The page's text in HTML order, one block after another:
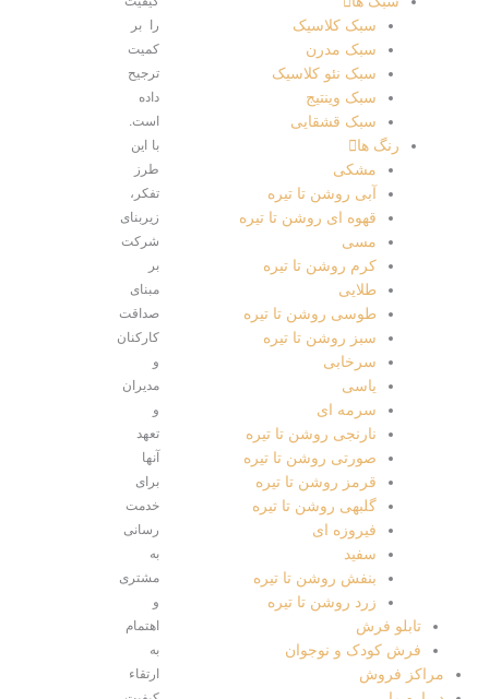
را بر
کمیت
ترجیح
داده
است.
با این
طرز
تفکر،
زیربنای
شرکت
مبنای
صداقت
کارکنان
مدیران
تعهد
برای
خدمت
رسانی
مشتری
اهتمام
ارتقاء
سبک کلاسیک
سبک مدرن
سبک نئو کلاسیک
سبک وینتیج
سبک قشقایی
رنگ ها
مشکی
آبی روشن تا تیره
قهوه ای روشن تا تیره
مسی
کرم روشن تا تیره
طلایی
طوسی روشن تا تیره
سبز روشن تا تیره
سرخابی
یاسی
سرمه ای
نارنجی روشن تا تیره
صورتی روشن تا تیره
قرمز روشن تا تیره
گلبهی روشن تا تیره
فیروزه ای
سفید
بنفش روشن تا تیره
زرد روشن تا تیره
تابلو فرش
فرش کودک و نوجوان
مراکز فروش